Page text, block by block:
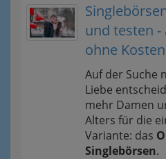
und testen
ohne Kosten
Auf der Suche
Liebe
mehr Damen
Alters für die
Variante: das
Singlebörsen.